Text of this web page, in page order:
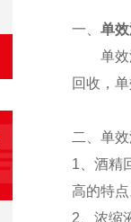
一、 单
单效浓
回收，
二、单
1、酒精
高的特
2、浓缩